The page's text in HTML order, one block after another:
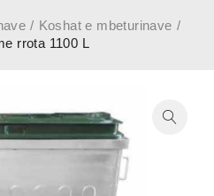
/ Koshat e mbeturinave /
rrota 1100 L